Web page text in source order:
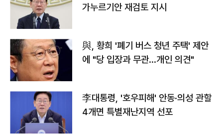
가누르기안 재검토 지시
與, 황희 '폐기 버스 청년 주택' 제안
에 "당 입장과 무관…개인 의견"
李대통령, '호우피해' 안동·의성 관할
4개면 특별재난지역 선포